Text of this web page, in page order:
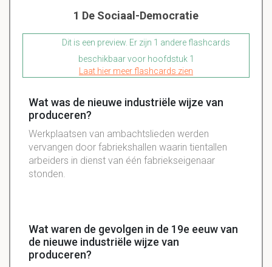
1 De Sociaal-Democratie
Dit is een preview. Er zijn 1 andere flashcards
beschikbaar voor hoofdstuk 1
Laat hier meer flashcards zien
Wat was de nieuwe industriële wijze van
produceren?
Werkplaatsen van ambachtslieden werden
vervangen door fabriekshallen waarin tientallen
arbeiders in dienst van één fabriekseigenaar
stonden.
Wat waren de gevolgen in de 19e eeuw van
de nieuwe industriële wijze van
produceren?